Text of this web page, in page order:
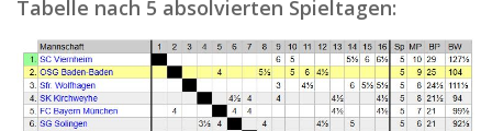
Tabelle nach 5 absolvierten Spieltagen: